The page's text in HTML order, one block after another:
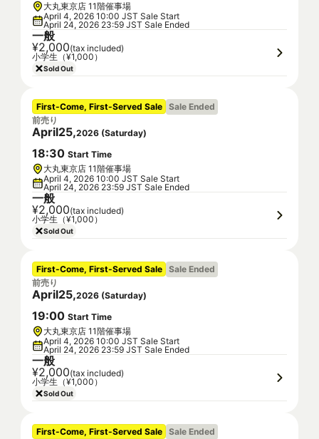
大丸東京店 11階催事場
April 4, 2026 10:00 JST Sale Start
April 24, 2026 23:59 JST Sale Ended
一般
¥2,000(tax included)
小学生（¥1,000）
Sold Out
First-Come, First-Served Sale Sale Ended
前売り
April25,2026 (Saturday)
18:30 Start Time
大丸東京店 11階催事場
April 4, 2026 10:00 JST Sale Start
April 24, 2026 23:59 JST Sale Ended
一般
¥2,000(tax included)
小学生（¥1,000）
Sold Out
First-Come, First-Served Sale Sale Ended
前売り
April25,2026 (Saturday)
19:00 Start Time
大丸東京店 11階催事場
April 4, 2026 10:00 JST Sale Start
April 24, 2026 23:59 JST Sale Ended
一般
¥2,000(tax included)
小学生（¥1,000）
Sold Out
First-Come, First-Served Sale Sale Ended